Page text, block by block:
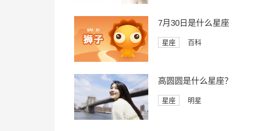
7月30日是什么星座
星座 百科
高圆圆是什么星座？
星座 明星